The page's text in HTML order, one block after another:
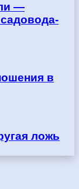
—
в
ложь